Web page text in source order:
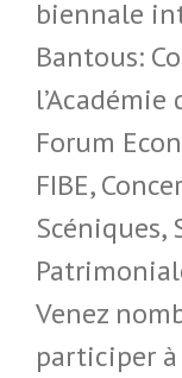
biennale
Bantous:
Forum
FIBE,
Scéniques,
Venez
participer